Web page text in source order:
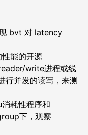
bvt 对 latency
能的开源
write进程或线
并发的读写，来测
耗性程序和
下，观察